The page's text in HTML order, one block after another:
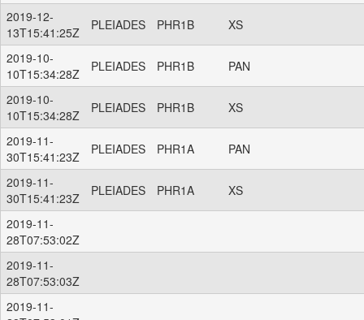
2019-12-
13T15:41:25Z
PLEIADES PHR1B XS
2019-10-
10T15:34:28Z
PLEIADES PHR1B PAN
2019-10-
10T15:34:28Z
PLEIADES PHR1B XS
2019-11-
30T15:41:23Z
PLEIADES PHR1A PAN
2019-11-
30T15:41:23Z
PLEIADES PHR1A XS
2019-11-
28T07:53:02Z
2019-11-
28T07:53:03Z
2019-11-